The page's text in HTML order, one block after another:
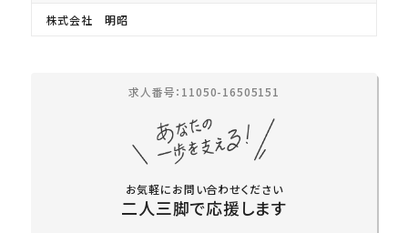
株式会社 明昭
求人番号：11050-16505151
お気軽にお問い合わせください
二人三脚で応援します